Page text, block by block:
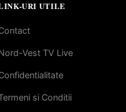
URI UTILE
Vest TV Live
si Conditii